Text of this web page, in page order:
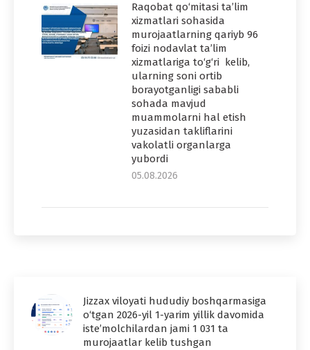
Raqobat qo‘mitasi ta’lim
xizmatlari sohasida
murojaatlarning qariyb 96
foizi nodavlat ta’lim
xizmatlariga to‘g‘ri kelib,
ularning soni ortib
borayotganligi sababli
sohada mavjud
muammolarni hal etish
yuzasidan takliflarini
vakolatli organlarga
yubordi
05.08.2026
Jizzax viloyati hududiy boshqarmasiga
o‘tgan 2026-yil 1-yarim yillik davomida
iste’molchilardan jami 1 031 ta
murojaatlar kelib tushgan